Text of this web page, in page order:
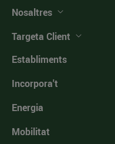
Nosaltres
Targeta Client
Establiments
Incorpora't
Energia
Mobilitat